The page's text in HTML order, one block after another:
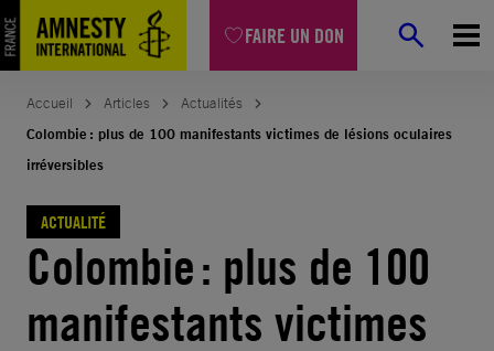
FAIRE UN DON
Aller
au
contenu
Accueil Articles
Actualités
Colombie : plus de 100 manifestants victimes de lésions oculaires
irréversibles
ACTUALITÉ
Colombie : plus de 100
manifestants victimes